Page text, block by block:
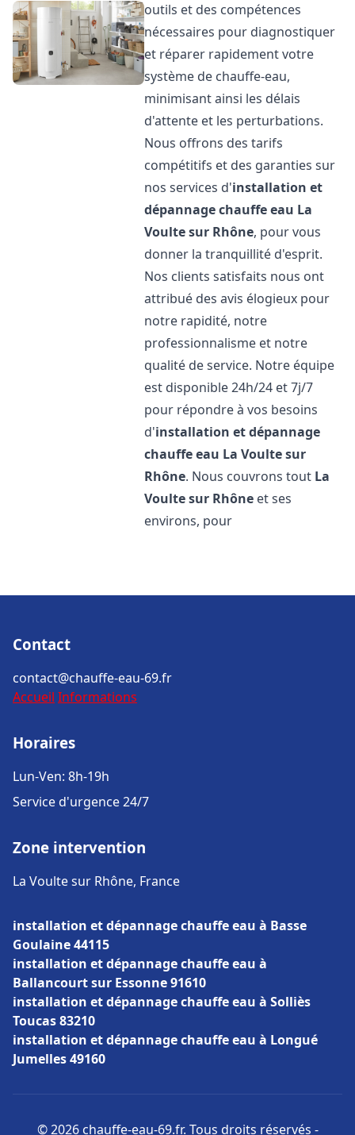
outils et des compétences
nécessaires pour diagnostiquer
et réparer rapidement votre
système de chauffe-eau,
minimisant ainsi les délais
d'attente et les perturbations.
Nous offrons des tarifs
compétitifs et des garanties sur
nos services d'installation et
dépannage chauffe eau La
Voulte sur Rhône, pour vous
donner la tranquillité d'esprit.
Nos clients satisfaits nous ont
attribué des avis élogieux pour
notre rapidité, notre
professionnalisme et notre
qualité de service. Notre équipe
est disponible 24h/24 et 7j/7
pour répondre à vos besoins
d'installation et dépannage
chauffe eau La Voulte sur
Rhône. Nous couvrons tout La
Voulte sur Rhône et ses
environs, pour
Contact
contact@chauffe-eau-69.fr
Accueil Informations
Horaires
Lun-Ven: 8h-19h
Service d'urgence 24/7
Zone intervention
La Voulte sur Rhône, France
installation et dépannage chauffe eau à Basse
Goulaine 44115
installation et dépannage chauffe eau à
Ballancourt sur Essonne 91610
installation et dépannage chauffe eau à Solliès
Toucas 83210
installation et dépannage chauffe eau à Longué
Jumelles 49160
© 2026 chauffe-eau-69.fr. Tous droits réservés -